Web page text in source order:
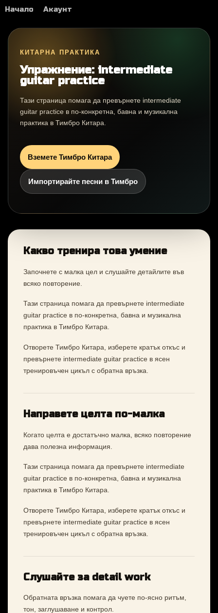
Начало Акаунт
КИТАРНА ПРАКТИКА
Упражнение: intermediate
guitar practice
Тази страница помага да превърнете intermediate
guitar practice в по-конкретна, бавна и музикална
практика в Тимбро Китара.
Вземете Тимбро Китара
Импортирайте песни в Тимбро
Какво тренира това умение
Започнете с малка цел и слушайте детайлите във
всяко повторение.
Тази страница помага да превърнете intermediate
guitar practice в по-конкретна, бавна и музикална
практика в Тимбро Китара.
Отворете Тимбро Китара, изберете кратък откъс и
превърнете intermediate guitar practice в ясен
тренировъчен цикъл с обратна връзка.
Направете целта по-малка
Когато целта е достатъчно малка, всяко повторение
дава полезна информация.
Тази страница помага да превърнете intermediate
guitar practice в по-конкретна, бавна и музикална
практика в Тимбро Китара.
Отворете Тимбро Китара, изберете кратък откъс и
превърнете intermediate guitar practice в ясен
тренировъчен цикъл с обратна връзка.
Слушайте за detail work
Обратната връзка помага да чуете по-ясно ритъм,
тон, заглушаване и контрол.